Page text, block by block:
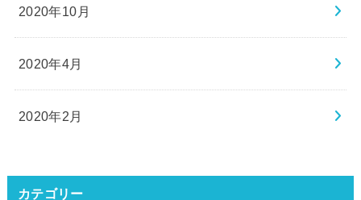
2020年10月
2020年4月
2020年2月
カテゴリー